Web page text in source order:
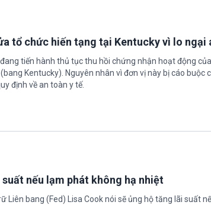
tổ chức hiến tạng tại Kentucky vì lo ngại
tiến hành thủ tục thu hồi chứng nhận hoạt động
Kentucky). Nguyên nhân vì đơn vị này bị cáo buộc
định về an toàn y tế.
nếu lạm phát không hạ nhiệt
Liên bang (Fed) Lisa Cook nói sẽ ủng hộ tăng lãi suất